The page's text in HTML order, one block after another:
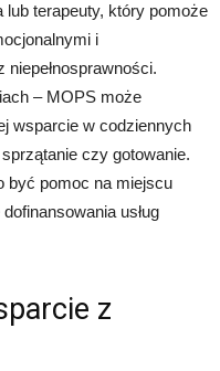
terapeuty, który pomoże
i
– MOPS może
wsparcie w codziennych
czy gotowanie.
być pomoc na miejscu
usług
z